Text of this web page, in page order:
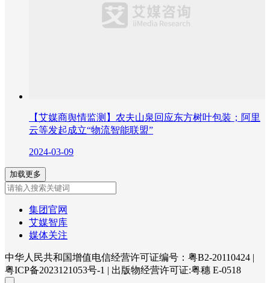
【艾媒商舆情监测】农夫山泉回应东方树叶包装；阿里
云等发起成立“物流智能联盟”
2024-03-09
加载更多
集团官网
艾媒智库
媒体关注
中华人民共和国增值电信经营许可证编号：粤B2-20110424 |
粤ICP备2023121053号-1 | 出版物经营许可证:粤穗 E-0518